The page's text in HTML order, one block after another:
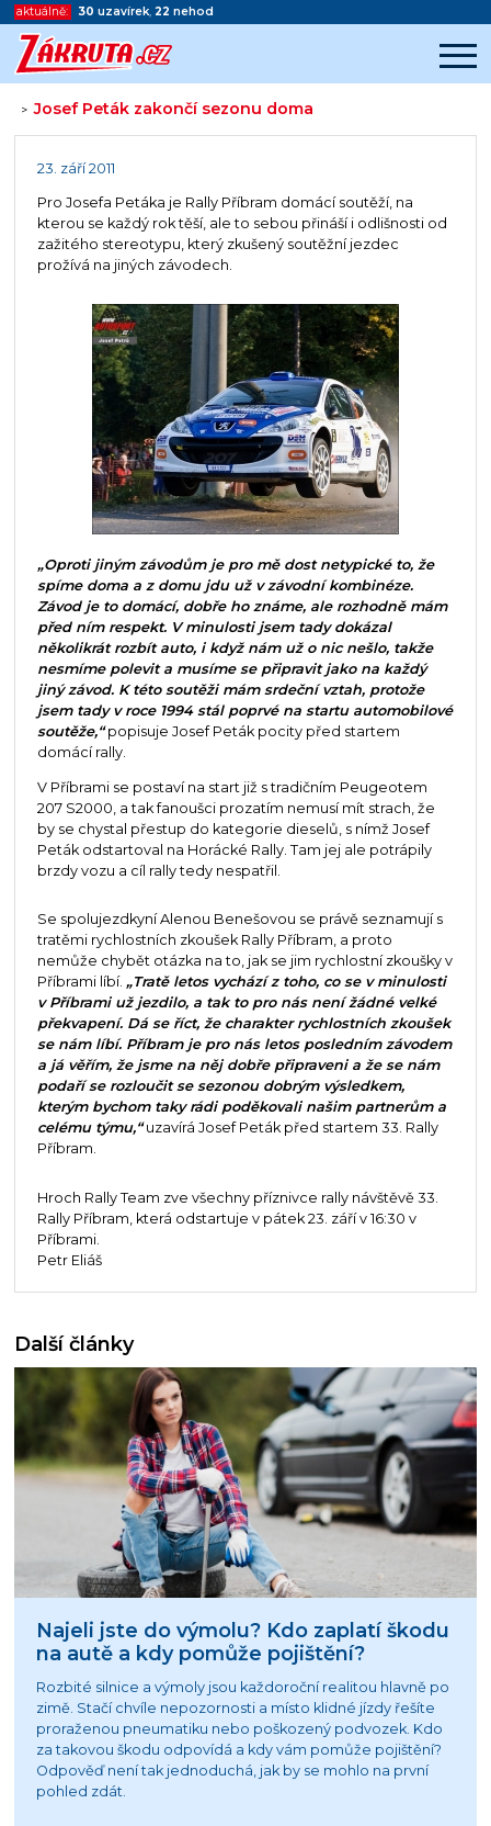
aktuálně: 30 uzavírek, 22 nehod
>Josef Peták zakončí sezonu doma
Začátek reklamy
23. září 2011
Pro Josefa Petáka je Rally Příbram domácí soutěží, na
kterou se každý rok těší, ale to sebou přináší i odlišnosti od
zažitého stereotypu, který zkušený soutěžní jezdec
prožívá na jiných závodech.
„Oproti jiným závodům je pro mě dost netypické to, že
spíme doma a z domu jdu už v závodní kombinéze.
Závod je to domácí, dobře ho známe, ale rozhodně mám
před ním respekt. V minulosti jsem tady dokázal
několikrát rozbít auto, i když nám už o nic nešlo, takže
nesmíme polevit a musíme se připravit jako na každý
jiný závod. K této soutěži mám srdeční vztah, protože
jsem tady v roce 1994 stál poprvé na startu automobilové
soutěže,“popisuje Josef Peták pocity před startem
domácí rally.
V Příbrami se postaví na start již s tradičním Peugeotem
207 S2000, a tak fanoušci prozatím nemusí mít strach, že
by se chystal přestup do kategorie dieselů, s nímž Josef
Peták odstartoval na Horácké Rally. Tam jej ale potrápily
brzdy vozu a cíl rally tedy nespatřil.
Se spolujezdkyní Alenou Benešovou se právě seznamují s
tratěmi rychlostních zkoušek Rally Příbram, a proto
nemůže chybět otázka na to, jak se jim rychlostní zkoušky v
Příbrami líbí. „Tratě letos vychází z toho, co se v minulosti
v Příbrami už jezdilo, a tak to pro nás není žádné velké
překvapení. Dá se říct, že charakter rychlostních zkoušek
se nám líbí. Příbram je pro nás letos posledním závodem
a já věřím, že jsme na něj dobře připraveni a že se nám
podaří se rozloučit se sezonou dobrým výsledkem,
kterým bychom taky rádi poděkovali našim partnerům a
celému týmu,“uzavírá Josef Peták před startem 33. Rally
Příbram.
Hroch Rally Team zve všechny příznivce rally návštěvě 33.
Rally Příbram, která odstartuje v pátek 23. září v 16:30 v
Příbrami.
Petr Eliáš
Další články
Najeli jste do výmolu? Kdo zaplatí škodu
na autě a kdy pomůže pojištění?
Rozbité silnice a výmoly jsou každoroční realitou hlavně po
zimě. Stačí chvíle nepozornosti a místo klidné jízdy řešíte
proraženou pneumatiku nebo poškozený podvozek. Kdo
za takovou škodu odpovídá a kdy vám pomůže pojištění?
Odpověď není tak jednoduchá, jak by se mohlo na první
pohled zdát.